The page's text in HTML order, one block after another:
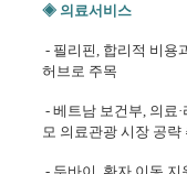
◈ 의료서비스
- 필리핀, 합리적 비용
허브로 주목
- 베트남 보건부, 의료
모 의료관광 시장 공략